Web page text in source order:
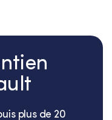
plus de 20